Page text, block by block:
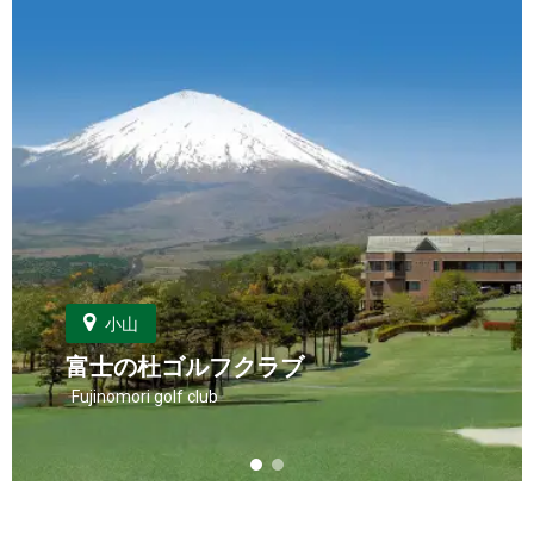
小山
富士の杜ゴルフクラブ
Fujinomori golf club